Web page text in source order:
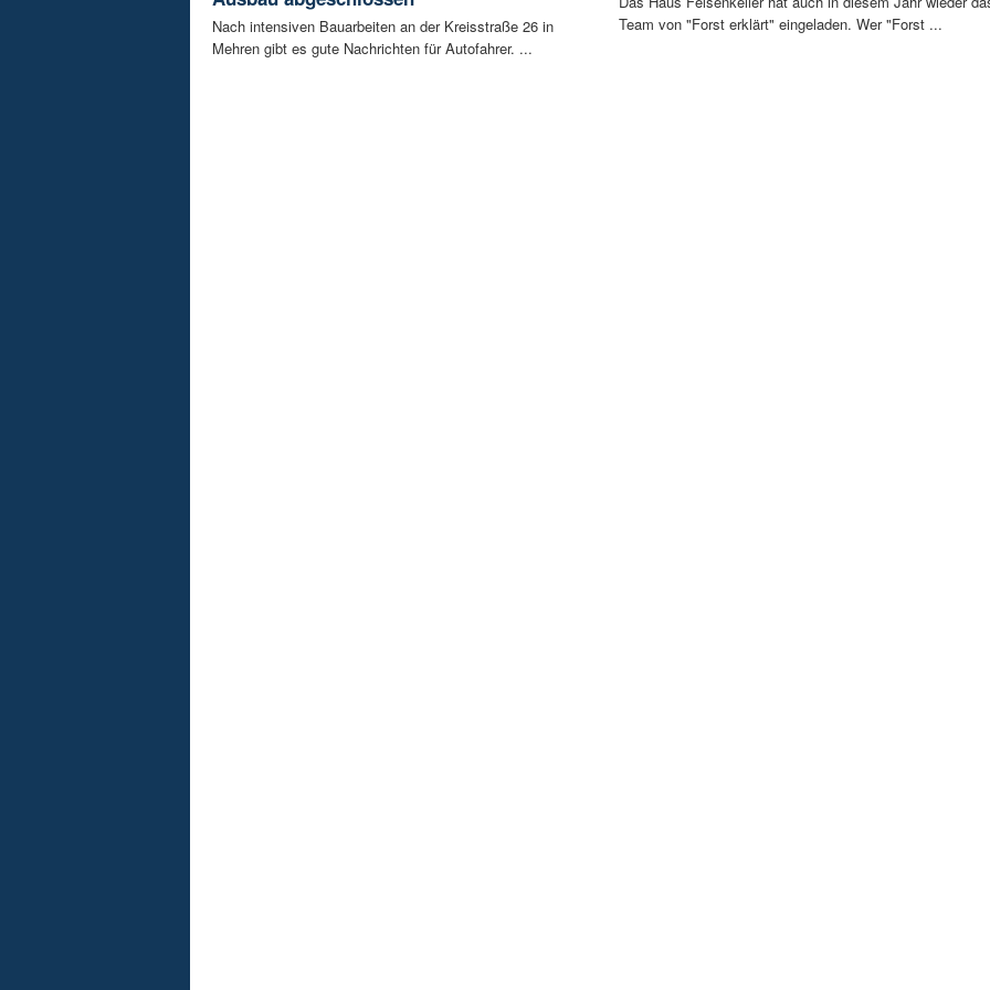
Nach intensiven Bauarbeiten an der Kreisstraße 26 in
Mehren gibt es gute Nachrichten für Autofahrer. ...
Team von "Forst erklärt" eingeladen. Wer "Forst ...